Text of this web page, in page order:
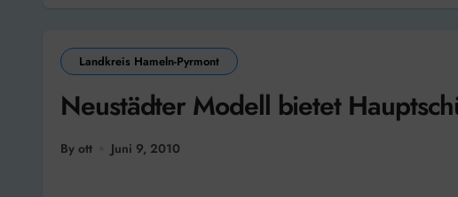
Landkreis Hameln-Pyrmont
Neustädter Modell bietet
By ott Juni 9, 2010